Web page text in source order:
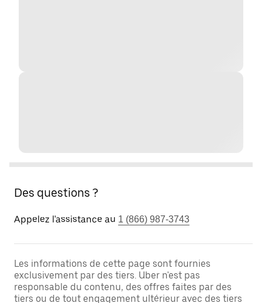
Des questions ?
Appelez l'assistance au 1 (866) 987-3743
Les informations de cette page sont fournies
exclusivement par des tiers. Uber n'est pas
responsable du contenu, des offres faites par des
tiers ou de tout engagement ultérieur avec des tiers